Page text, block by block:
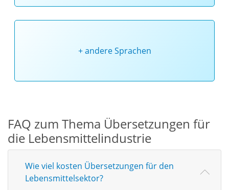
+ andere Sprachen
FAQ zum Thema Übersetzungen für
die Lebensmittelindustrie
Wie viel kosten Übersetzungen für den
Lebensmittelsektor?